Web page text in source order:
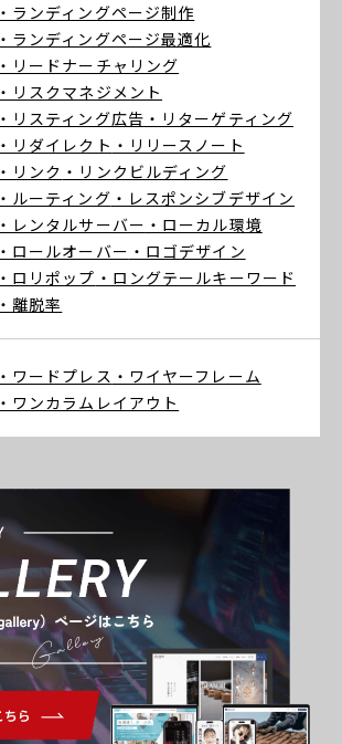
・ランディングページ制作
・ランディングページ最適化
・リードナーチャリング
・リスクマネジメント
・リスティング広告 ・リターゲティング
・リダイレクト ・リリースノート
・リンク ・リンクビルディング
・ルーティング ・レスポンシブデザイン
・レンタルサーバー ・ローカル環境
・ロールオーバー ・ロゴデザイン
・ロリポップ ・ロングテールキーワード
・離脱率
・ワードプレス ・ワイヤーフレーム
・ワンカラムレイアウト
Gallery